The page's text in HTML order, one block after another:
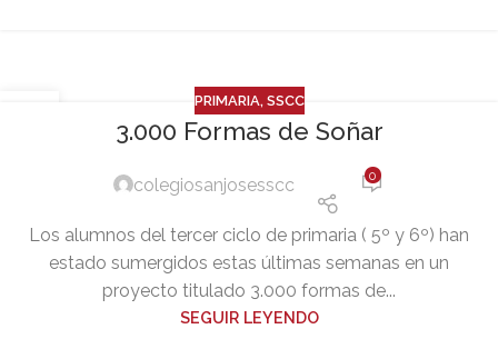
PRIMARIA, SSCC
3.000 Formas de Soñar
colegiosanjosesscc 0
Los alumnos del tercer ciclo de primaria ( 5º y 6º) han
estado sumergidos estas últimas semanas en un
proyecto titulado 3.000 formas de...
SEGUIR LEYENDO